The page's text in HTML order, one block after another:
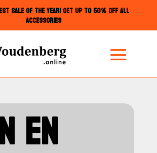
SALE OF THE YEAR! GET UP TO 50% OFF ALL
ACCESSORIES
EN